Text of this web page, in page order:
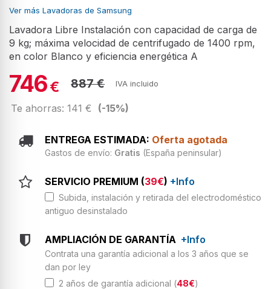
Ver más Lavadoras de Samsung
Lavadora Libre Instalación con capacidad de carga de
9 kg; máxima velocidad de centrifugado de 1400 rpm,
en color Blanco y eficiencia energética A
746€ 887 € IVA incluido
Te ahorras: 141 € (-15%)
ENTREGA ESTIMADA: Oferta agotada
Gastos de envío: Gratis (España peninsular)
SERVICIO PREMIUM (39€) +Info
Subida, instalación y retirada del electrodoméstico
antiguo desinstalado
AMPLIACIÓN DE GARANTÍA +Info
Contrata una garantía adicional a los 3 años que se
dan por ley
2 años de garantía adicional (48€)